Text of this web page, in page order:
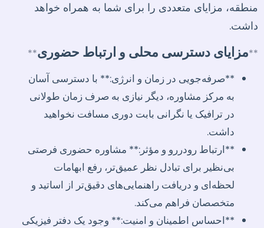
منطقه، مزایای متعددی را برای شما به همراه خواهد
داشت.
**مزایای دسترسی محلی و ارتباط حضوری**
**صرفه‌جویی در زمان و انرژی:** با دسترسی آسان
به مرکز مشاوره، دیگر نیازی به صرف زمان طولانی
در ترافیک یا نگرانی بابت دوری مسافت نخواهید
داشت.
**ارتباط رودررو و مؤثر:** مشاوره حضوری فرصتی
بی‌نظیر برای تبادل نظر عمیق‌تر، رفع ابهامات
لحظه‌ای و دریافت راهنمایی‌های دقیق‌تر از اساتید و
متخصصان فراهم می‌کند.
**احساس اطمینان و امنیت:** وجود یک دفتر فیزیکی